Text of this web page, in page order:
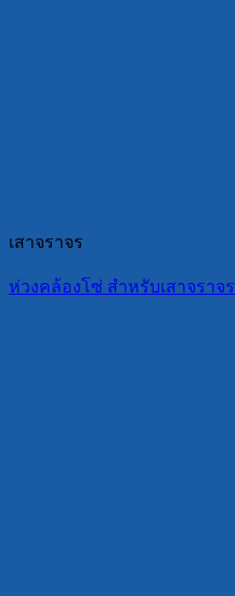
เสาจราจร
ห่วงคล้องโซ่ สำหรับเสาจราจร